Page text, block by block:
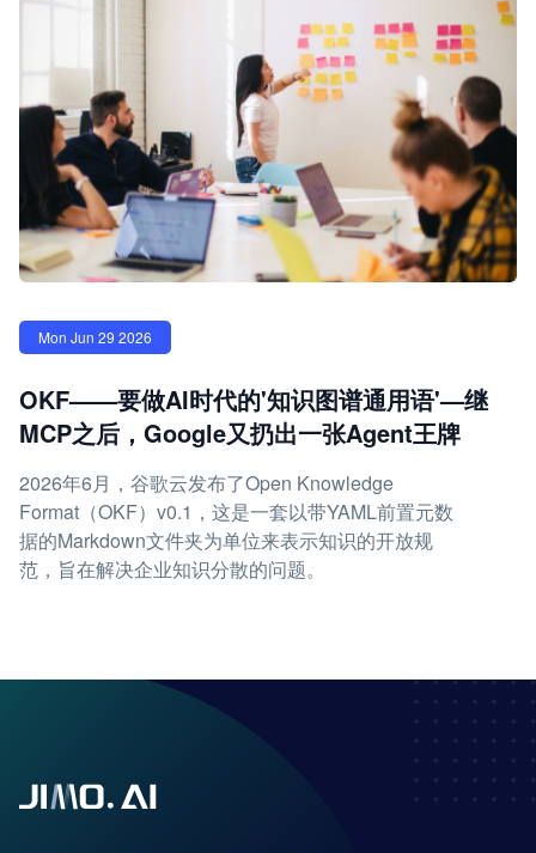
Mon Jun 29 2026
OKF——要做AI时代的'知识图谱通用语'—继
MCP之后，Google又扔出一张Agent王牌
2026年6月，谷歌云发布了Open Knowledge
Format（OKF）v0.1，这是一套以带YAML前置元数
据的Markdown文件夹为单位来表示知识的开放规
范，旨在解决企业知识分散的问题。